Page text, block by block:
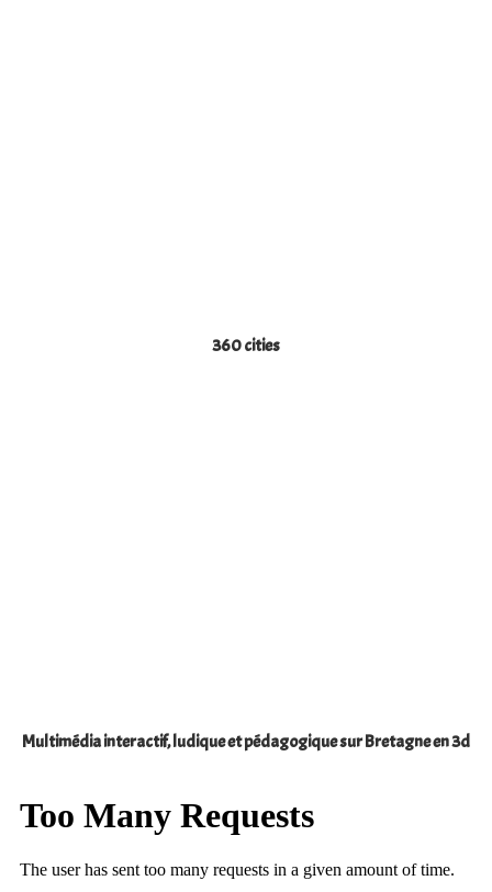
360 cities
Multimédia interactif, ludique et pédagogique sur Bretagne en 3d